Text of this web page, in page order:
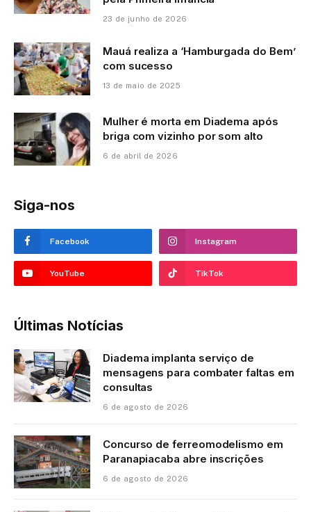
23 de junho de 2026
Mauá realiza a ‘Hamburgada do Bem’
com sucesso
13 de maio de 2025
Mulher é morta em Diadema após
briga com vizinho por som alto
6 de abril de 2026
Siga-nos
Facebook Instagram
YouTube TikTok
Últimas Notícias
Diadema implanta serviço de
mensagens para combater faltas em
consultas
6 de agosto de 2026
Concurso de ferreomodelismo em
Paranapiacaba abre inscrições
6 de agosto de 2026